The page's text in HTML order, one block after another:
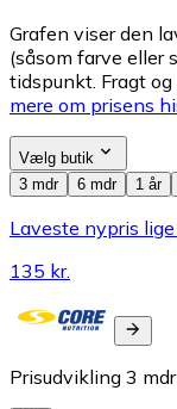
Grafen viser den
(såsom farve eller
tidspunkt. Fragt
mere om prisens
Vælg butik
3 mdr
6 mdr 1 år
Laveste nypris lige
135 kr.
Prisudvikling 3 mdr